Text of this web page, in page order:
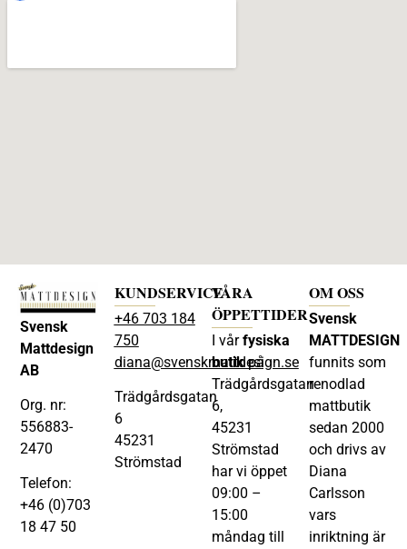
Svensk
Mattdesign
AB
Org. nr:
556883-
2470
Telefon:
+46 (0)703
18 47 50
KUNDSERVICE
+46 703 184
750
diana@svenskmattdesign.se
Trädgårdsgatan
6
45231
Strömstad
VÅRA
ÖPPETTIDER
I vårfysiska
butikpå
Trädgårdsgatan
6,
45231
Strömstad
har vi öppet
09:00 –
15:00
måndag till
OM OSS
Svensk
MATTDESIGN
funnits som
renodlad
mattbutik
sedan 2000
och drivs av
Diana
Carlsson
vars
inriktning är